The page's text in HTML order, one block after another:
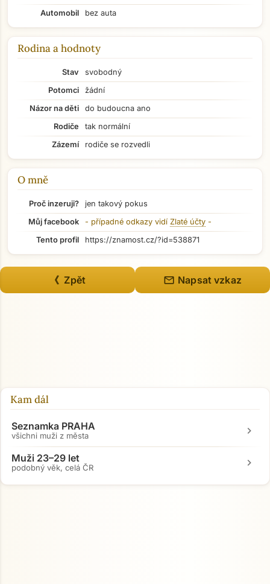
Přejít na hlavní obsah
Automobil
bez auta
Rodina a hodnoty
Stav
svobodný
Potomci
žádní
Názor na děti
do budoucna ano
Rodiče
tak normální
Zázemí
rodiče se rozvedli
O mně
Proč inzeruji?
jen takový pokus
Můj facebook
- případné odkazy vidí Zlaté účty -
Tento profil
https://znamost.cz/?id=538871
《 Zpět mail Napsat vzkaz
Kam dál
Seznamka PRAHA
všichni muži z města chevron_right
Muži 23–29 let
podobný věk, celá ČR chevron_right